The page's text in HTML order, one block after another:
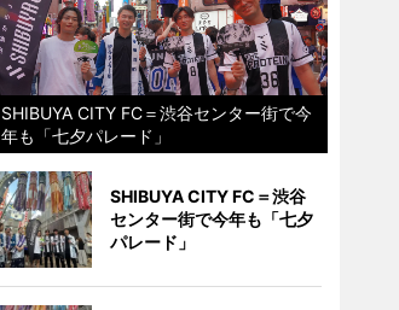
SHIBUYA CITY FC＝渋谷センター街で今
年も「七夕パレード」
SHIBUYA CITY FC＝渋谷
センター街で今年も「七夕
パレード」